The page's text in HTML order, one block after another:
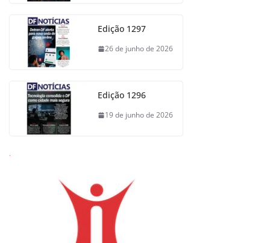
Edição 1297
26 de junho de 2026
Edição 1296
19 de junho de 2026